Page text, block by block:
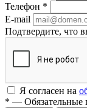
Телефон *
E-mail
Подтвердите, что
Я согласен на
* — Обязательные